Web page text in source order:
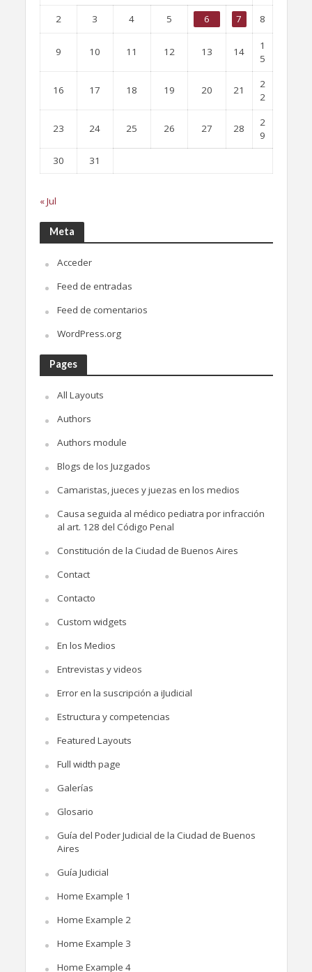
2 3 4 5 6 7 8
9 10 11 12 13 14
1
5
16 17 18 19 20 21
2
2
23 24 25 26 27 28
2
9
30
31
« Jul
Meta
Acceder
Feed de entradas
Feed de comentarios
WordPress.org
Pages
All Layouts
Authors
Authors module
Blogs de los Juzgados
Camaristas, jueces y juezas en los medios
Causa seguida al médico pediatra por infracción
al art. 128 del Código Penal
Constitución de la Ciudad de Buenos Aires
Contact
Contacto
Custom widgets
En los Medios
Entrevistas y videos
Error en la suscripción a iJudicial
Estructura y competencias
Featured Layouts
Full width page
Galerías
Glosario
Guía del Poder Judicial de la Ciudad de Buenos
Aires
Guía Judicial
Home Example 1
Home Example 2
Home Example 3
Home Example 4